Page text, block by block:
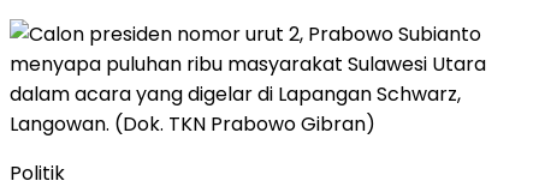
Politik